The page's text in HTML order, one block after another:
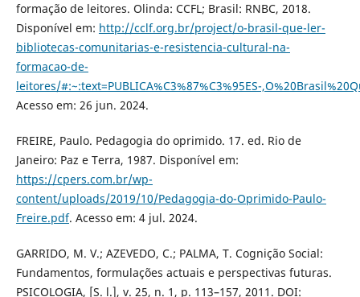
formação de leitores. Olinda: CCFL; Brasil: RNBC, 2018.
Disponível em: http://cclf.org.br/project/o-brasil-que-ler-
bibliotecas-comunitarias-e-resistencia-cultural-na-
formacao-de-
leitores/#:~:text=PUBLICA%C3%87%C3%95ES-
Acesso em: 26 jun. 2024.
FREIRE, Paulo. Pedagogia do oprimido. 17. ed. Rio de
Janeiro: Paz e Terra, 1987. Disponível em:
https://cpers.com.br/wp-
content/uploads/2019/10/Pedagogia-do-Oprimido-Paulo-
Freire.pdf. Acesso em: 4 jul. 2024.
GARRIDO, M. V.; AZEVEDO, C.; PALMA, T. Cognição Social:
Fundamentos, formulações actuais e perspectivas futuras.
PSICOLOGIA, [S. l.], v. 25, n. 1, p. 113–157, 2011. DOI: